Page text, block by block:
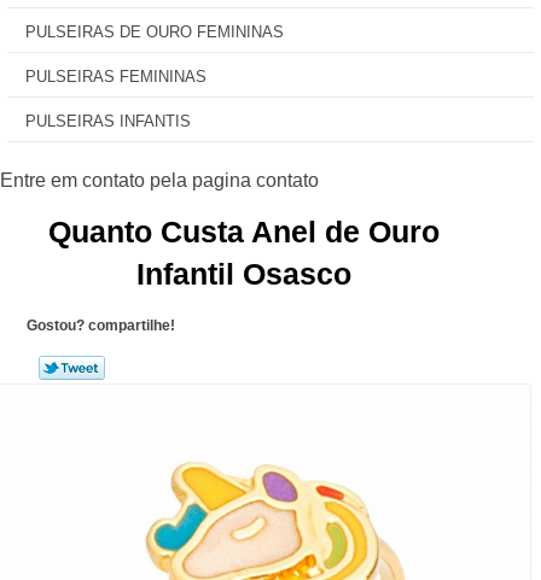
PULSEIRAS DE OURO FEMININAS
PULSEIRAS FEMININAS
PULSEIRAS INFANTIS
Quanto Custa Anel de Ouro
Infantil Osasco
Gostou? compartilhe!